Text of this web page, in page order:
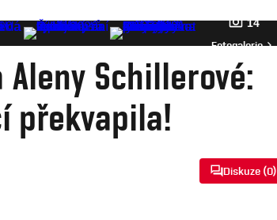
14
Fotogalerie
Schillerové:
překvapila!
Diskuze (0)